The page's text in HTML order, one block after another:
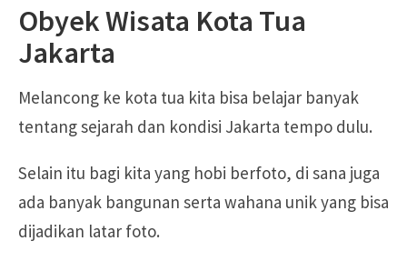
Obyek Wisata Kota Tua
Jakarta
Melancong ke kota tua kita bisa belajar banyak
tentang sejarah dan kondisi Jakarta tempo dulu.
Selain itu bagi kita yang hobi berfoto, di sana juga
ada banyak bangunan serta wahana unik yang bisa
dijadikan latar foto.